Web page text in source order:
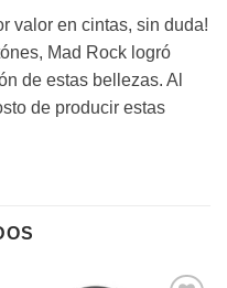
valor en cintas, sin duda!
Mad Rock logró
de estas bellezas. Al
de producir estas